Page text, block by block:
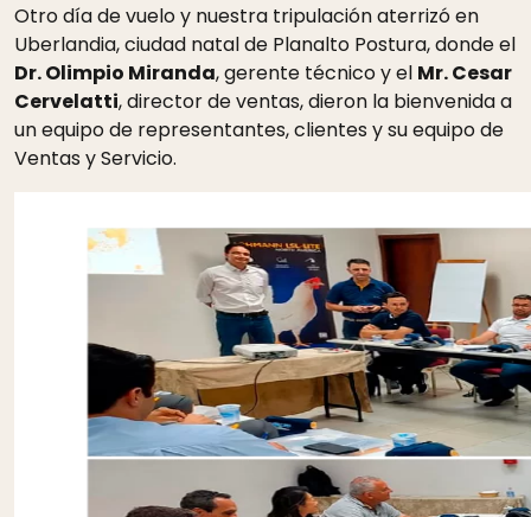
Otro día de vuelo y nuestra tripulación aterrizó en
Uberlandia, ciudad natal de Planalto Postura, donde el
Dr. Olimpio Miranda, gerente técnico y el Mr. Cesar
Cervelatti, director de ventas, dieron la bienvenida a
un equipo de representantes, clientes y su equipo de
Ventas y Servicio.